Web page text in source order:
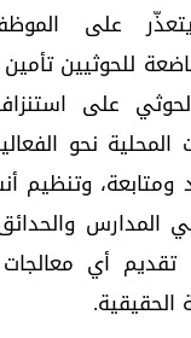
على
للحوثيين
على استنزاف
المحلية نحو
ومتابعة، وتنظيم
المدارس
تقديم أي
الحقيقية.